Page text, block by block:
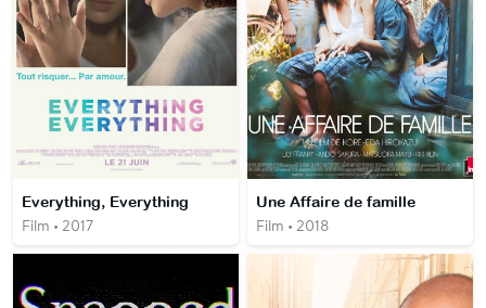
Everything, Everything
Film • 2017
Une Affaire de famille
Film • 2018